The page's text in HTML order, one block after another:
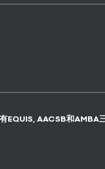
EQUIS, AACSB和AMBA